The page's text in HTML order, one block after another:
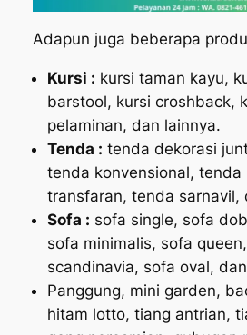
Adapun juga beberapa
Kursi : kursi taman kayu,
barstool, kursi croshback,
pelaminan, dan lainnya.
Tenda : tenda dekorasi
tenda konvensional, tenda
transfaran, tenda sarnavil,
Sofa : sofa single, sofa
sofa minimalis, sofa
scandinavia, sofa oval,
Panggung, mini garden,
hitam lotto, tiang antrian,